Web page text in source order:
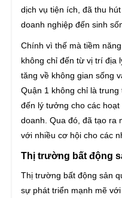
dịch vụ tiện ích, đã thu
doanh nghiệp đến sinh
Chính vì thế mà tiềm
không chỉ đến từ vị trí địa
tăng về không gian sống
Quận 1 không chỉ là
đến lý tưởng cho các
doanh. Qua đó, đã tạo ra
với nhiều cơ hội cho các
Thị trường bất động
Thị trường bất động sản
sự phát triển mạnh mẽ